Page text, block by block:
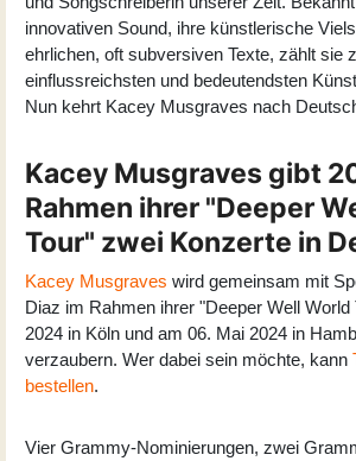
innovativen Sound, ihre künstlerische
ehrlichen, oft subversiven Texte, zählt sie
einflussreichsten und bedeutendsten
Nun kehrt Kacey Musgraves nach
Kacey Musgraves gibt
Rahmen ihrer "Deeper
Tour" zwei Konzerte in
Kacey Musgraves wird gemeinsam mit
Diaz im Rahmen ihrer "Deeper Well World
2024 in Köln und am 06. Mai 2024 in
verzaubern. Wer dabei sein möchte, kann
bestellen.
Vier Grammy-Nominierungen, zwei